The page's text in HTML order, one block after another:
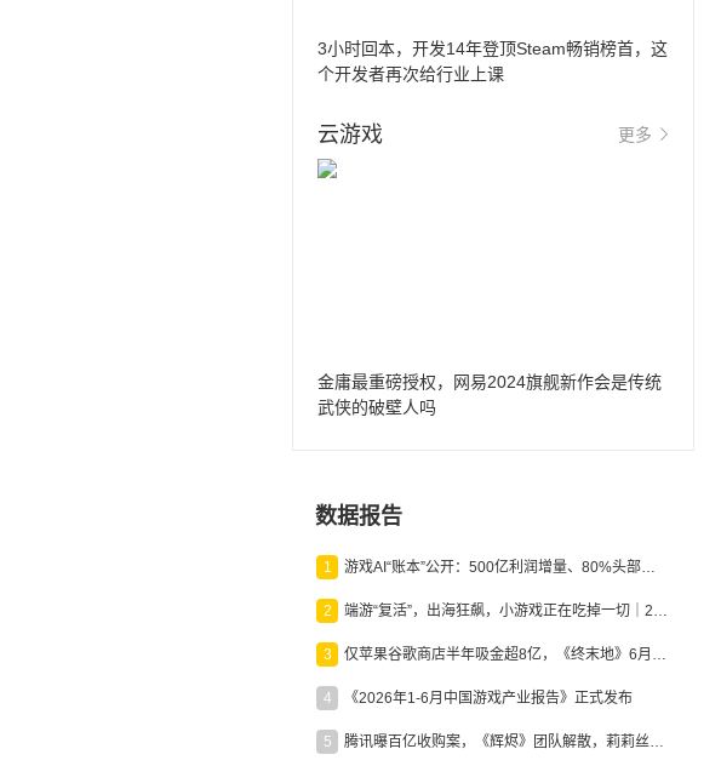
3小时回本，开发14年登顶Steam畅销榜首，这
个开发者再次给行业上课
云游戏 更多
金庸最重磅授权，网易2024旗舰新作会是传统
武侠的破壁人吗
数据报告
1 游戏AI“账本”公开：500亿利润增量、80%头部入局，谁在闷声发财？
2 端游“复活”，出海狂飙，小游戏正在吃掉一切｜2026上半年产业报告
3 仅苹果谷歌商店半年吸金超8亿，《终末地》6月份收入显著回暖
4 《2026年1-6月中国游戏产业报告》正式发布
5 腾讯曝百亿收购案，《辉烬》团队解散，莉莉丝新作曝光｜陀螺周报